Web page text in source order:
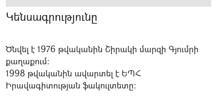
Կենսագրությունը
Ծնվել է 1976 թվականին Շիրակի մարզի Գյումրի
քաղաքում:
1998 թվականին ավարտել է ԵՊՀ
Իրավագիտության ֆակուլտետը: